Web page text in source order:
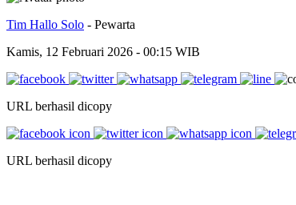
Tim Hallo Solo - Pewarta
Kamis, 12 Februari 2026 - 00:15 WIB
URL berhasil dicopy
URL berhasil dicopy